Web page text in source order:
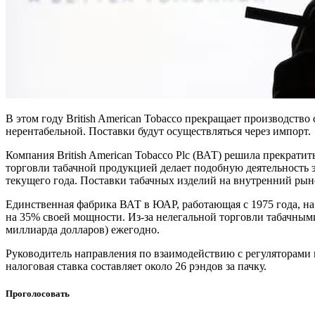
В этом году British American Tobacco прекращает
нерентабельной. Поставки будут осуществляться через импорт.
Компания British American Tobacco Plc (ВАТ) решила
торговли табачной продукцией делает подобную
текущего года. Поставки табачных изделий на внутренний
Единственная фабрика ВАТ в ЮАР, работающая с 1975 года,
на 35% своей мощности. Из-за нелегальной торговли
миллиарда долларов) ежегодно.
Руководитель направления по взаимодействию с
налоговая ставка составляет около 26 рэндов за пачку.
Проголосовать